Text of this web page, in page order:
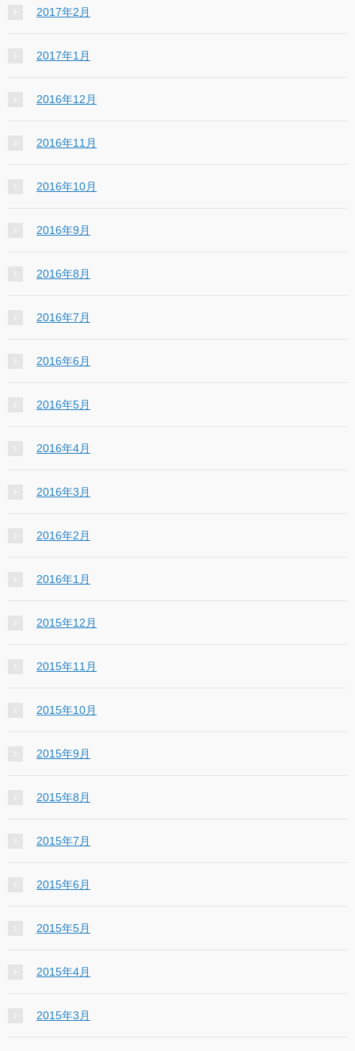
2017年2月
2017年1月
2016年12月
2016年11月
2016年10月
2016年9月
2016年8月
2016年7月
2016年6月
2016年5月
2016年4月
2016年3月
2016年2月
2016年1月
2015年12月
2015年11月
2015年10月
2015年9月
2015年8月
2015年7月
2015年6月
2015年5月
2015年4月
2015年3月